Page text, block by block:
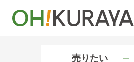
売りたい